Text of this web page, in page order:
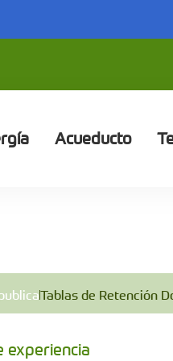
Acueducto
Tablas de Retención
experiencia